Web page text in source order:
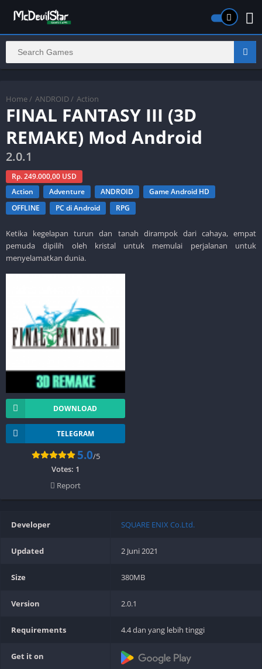
Home / ANDROID / Action
FINAL FANTASY III (3D
REMAKE) Mod Android
2.0.1
Rp. 249.000,00 USD
Action
Adventure ANDROID
Game Android HD
OFFLINE
PC di Android RPG
Ketika kegelapan turun dan tanah dirampok dari cahaya, empat
pemuda dipilih oleh kristal untuk memulai perjalanan untuk
menyelamatkan dunia.
DOWNLOAD
TELEGRAM
5.0/5
Votes: 1
Report
Developer SQUARE ENIX Co.Ltd.
Updated 2 Juni 2021
Size 380MB
Version 2.0.1
Requirements 4.4 dan yang lebih tinggi
Get it on